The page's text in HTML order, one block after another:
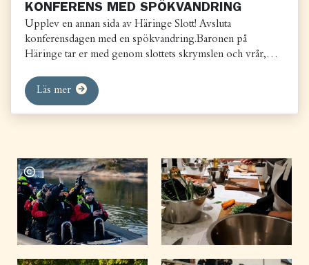
KONFERENS MED SPÖKVANDRING
Upplev en annan sida av Häringe Slott! Avsluta
konferensdagen med en spökvandring.Baronen på
Häringe tar er med genom slottets skrymslen och vrår,
Läs mer